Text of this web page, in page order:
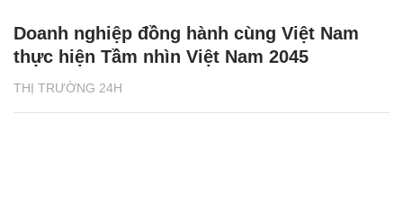
THỊ TRƯỜNG 24H
Doanh nghiệp đồng hành cùng Việt Nam
thực hiện Tầm nhìn Việt Nam 2045